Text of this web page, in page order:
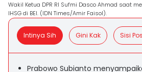
Wakil Ketua DPR RI Sufmi Dasco Ahmad saat
IHSG di BEI. (IDN Times/Amir Faisol).
Intinya Sih Gini Kak Sisi
Prabowo Subianto